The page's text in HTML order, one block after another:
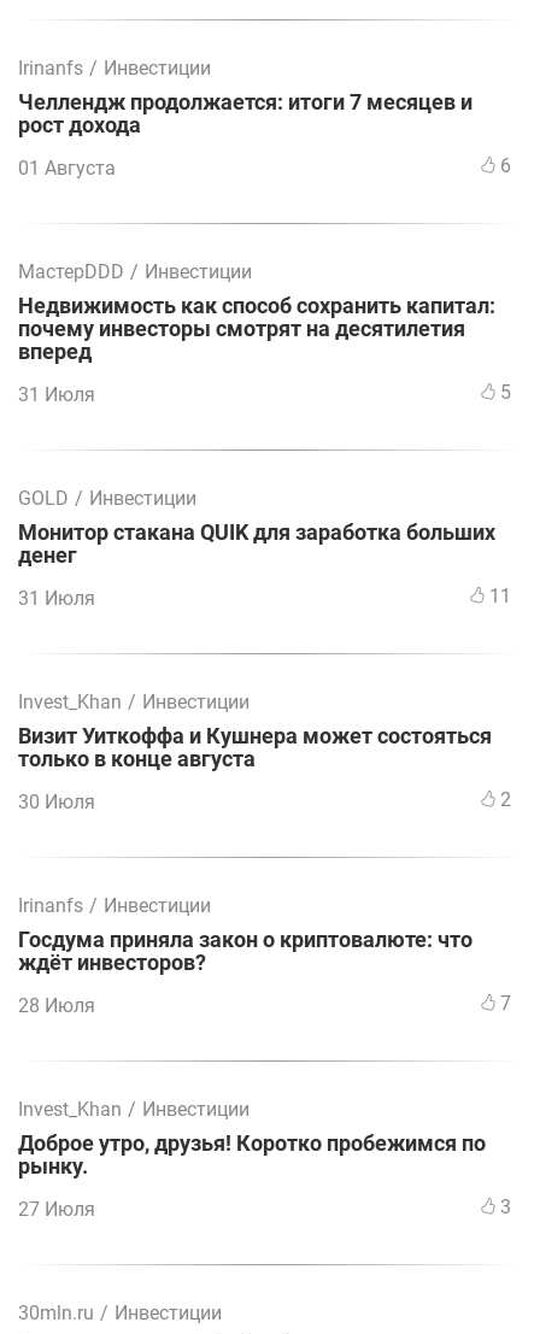
Irinanfs / Инвестиции
Челлендж продолжается: итоги 7 месяцев и
рост дохода
01 Августа 6
МастерDDD / Инвестиции
Недвижимость как способ сохранить капитал:
почему инвесторы смотрят на десятилетия
вперед
31 Июля 5
GOLD / Инвестиции
Монитор стакана QUIK для заработка больших
денег
31 Июля 11
Invest_Khan / Инвестиции
Визит Уиткоффа и Кушнера может состояться
только в конце августа
30 Июля 2
Irinanfs / Инвестиции
Госдума приняла закон о криптовалюте: что
ждёт инвесторов?
28 Июля 7
Invest_Khan / Инвестиции
Доброе утро, друзья! Коротко пробежимся по
рынку.
27 Июля 3
30mln.ru / Инвестиции